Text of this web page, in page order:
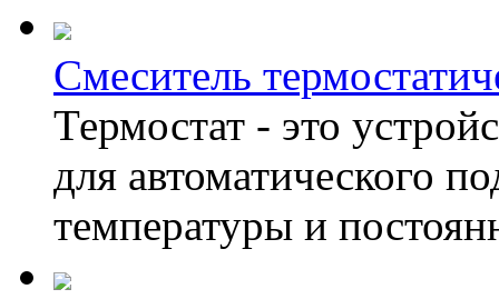
Смеситель
Термостат - это
для автоматического
температуры и